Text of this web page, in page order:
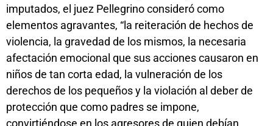
imputados, el juez Pellegrino consideró como
elementos agravantes, “la reiteración de hechos de
violencia, la gravedad de los mismos, la necesaria
afectación emocional que sus acciones causaron en
niños de tan corta edad, la vulneración de los
derechos de los pequeños y la violación al deber de
protección que como padres se impone,
convirtiéndose en los agresores de quien debían